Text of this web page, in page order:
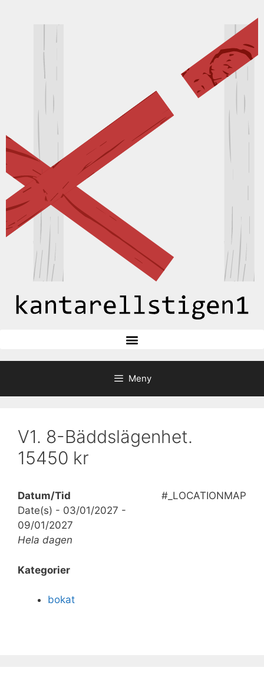
Meny
V1. 8-Bäddslägenhet.
15450 kr
#_LOCATIONMAP
Datum/Tid
Date(s) - 03/01/2027 -
09/01/2027
Hela dagen
Kategorier
bokat